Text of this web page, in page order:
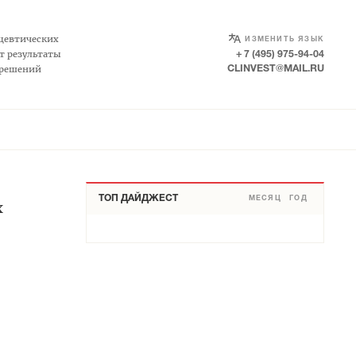
результаты
ИЗМЕНИТЬ ЯЗЫК
SELECT LANGUAGE
+ 7 (495) 975-94-04
CLINVEST@MAIL.RU
ТОП ДАЙДЖЕСТ МЕСЯЦ ГОД